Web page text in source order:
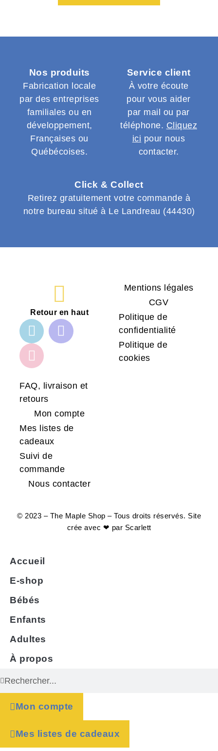
Nos produits
Fabrication locale
par des entreprises
familiales ou en
développement,
Françaises ou
Québécoises.
Service client
À votre écoute
pour vous aider
par mail ou par
téléphone. Cliquez
ici pour nous
contacter.
Click & Collect
Retirez gratuitement votre commande à
notre bureau situé à Le Landreau (44430)
FAQ, livraison et
retours
Mon compte
Mes listes de
cadeaux
Suivi de
commande
Nous contacter
Mentions légales
CGV
Politique de
confidentialité
Politique de
cookies
Retour en haut
© 2023 – The Maple Shop – Tous droits réservés. Site
crée avec ❤ par Scarlett
Accueil
E-shop
Bébés
Enfants
Adultes
À propos
Mon compte
Mes listes de cadeaux